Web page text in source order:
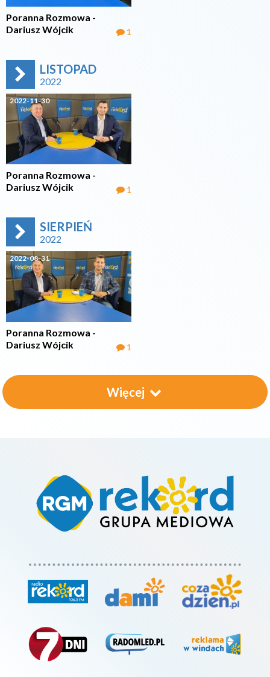
Poranna Rozmowa -
Dariusz Wójcik
1
LISTOPAD
2022
2022-11-30
Poranna Rozmowa -
Dariusz Wójcik
1
SIERPIEŃ
2022
2022-08-31
Poranna Rozmowa -
Dariusz Wójcik
1
Więcej